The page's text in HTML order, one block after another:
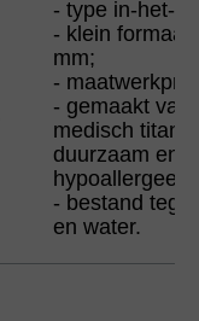
- type in-het-
- klein
mm;
-
- gemaakt van
medisch
duurzaam en
hypoallergeen;
- bestand
en water.